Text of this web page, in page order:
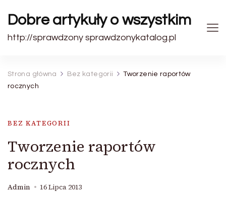
Dobre artykuły o wszystkim
http://sprawdzony sprawdzonykatalog.pl
Strona główna Bez kategorii
Tworzenie raportów
rocznych
BEZ KATEGORII
Tworzenie raportów
rocznych
Admin 16 Lipca 2013